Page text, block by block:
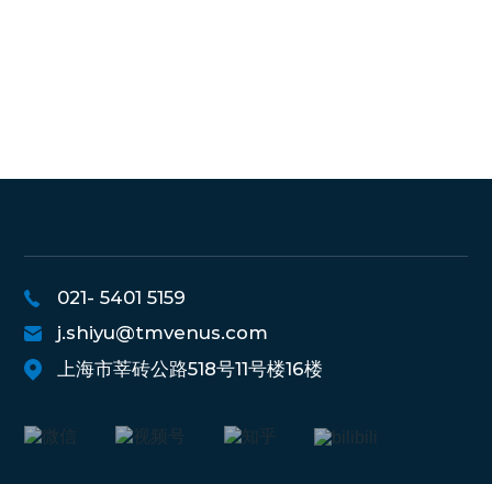
021- 5401 5159
j.shiyu@tmvenus.com
上海市莘砖公路518号11号楼16楼